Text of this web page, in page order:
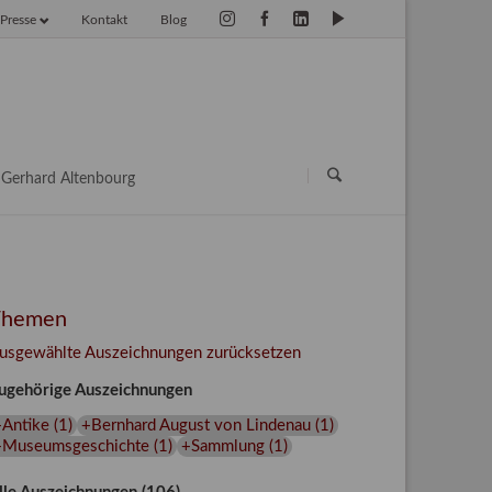
Blog
Kontakt
Presse
Gerhard Altenbourg
Auszeichnungen zurücksetzen
Auszeichnungen
(1 ) +Bernhard August von Lindenau(1 )
(1 ) +Sammlung(1 )